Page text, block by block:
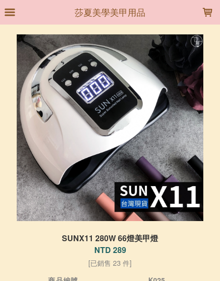
莎夏美學美甲用品
SUNX11 280W 66燈美甲燈
NTD 289
[已銷售 23 件]